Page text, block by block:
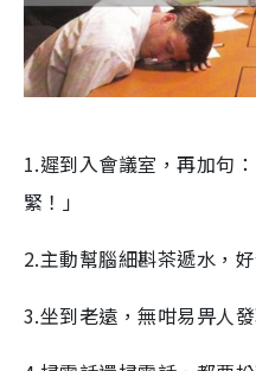
1.遲到入會議室，再加句
緊！」
2.主動幫腦細斟茶遞水，
3.坐到老遠，無咁易畀人